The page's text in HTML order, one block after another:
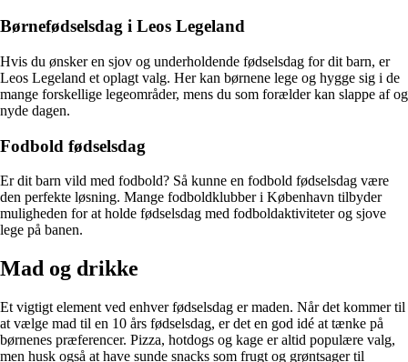
Børnefødselsdag i Leos Legeland
Hvis du ønsker en sjov og underholdende fødselsdag for dit barn, er
Leos Legeland et oplagt valg. Her kan børnene lege og hygge sig i de
mange forskellige legeområder, mens du som forælder kan slappe af og
nyde dagen.
Fodbold fødselsdag
Er dit barn vild med fodbold? Så kunne en fodbold fødselsdag være
den perfekte løsning. Mange fodboldklubber i København tilbyder
muligheden for at holde fødselsdag med fodboldaktiviteter og sjove
lege på banen.
Mad og drikke
Et vigtigt element ved enhver fødselsdag er maden. Når det kommer til
at vælge mad til en 10 års fødselsdag, er det en god idé at tænke på
børnenes præferencer. Pizza, hotdogs og kage er altid populære valg,
men husk også at have sunde snacks som frugt og grøntsager til